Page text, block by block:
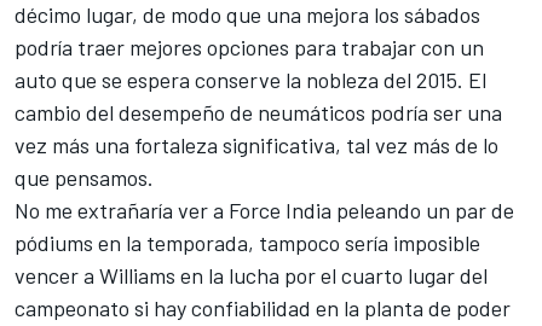
décimo lugar, de modo que una mejora los sábados
podría traer mejores opciones para trabajar con un
auto que se espera conserve la nobleza del 2015. El
cambio del desempeño de neumáticos podría ser una
vez más una fortaleza significativa, tal vez más de lo
que pensamos.
No me extrañaría ver a Force India peleando un par de
pódiums en la temporada, tampoco sería imposible
vencer a Williams en la lucha por el cuarto lugar del
campeonato si hay confiabilidad en la planta de poder